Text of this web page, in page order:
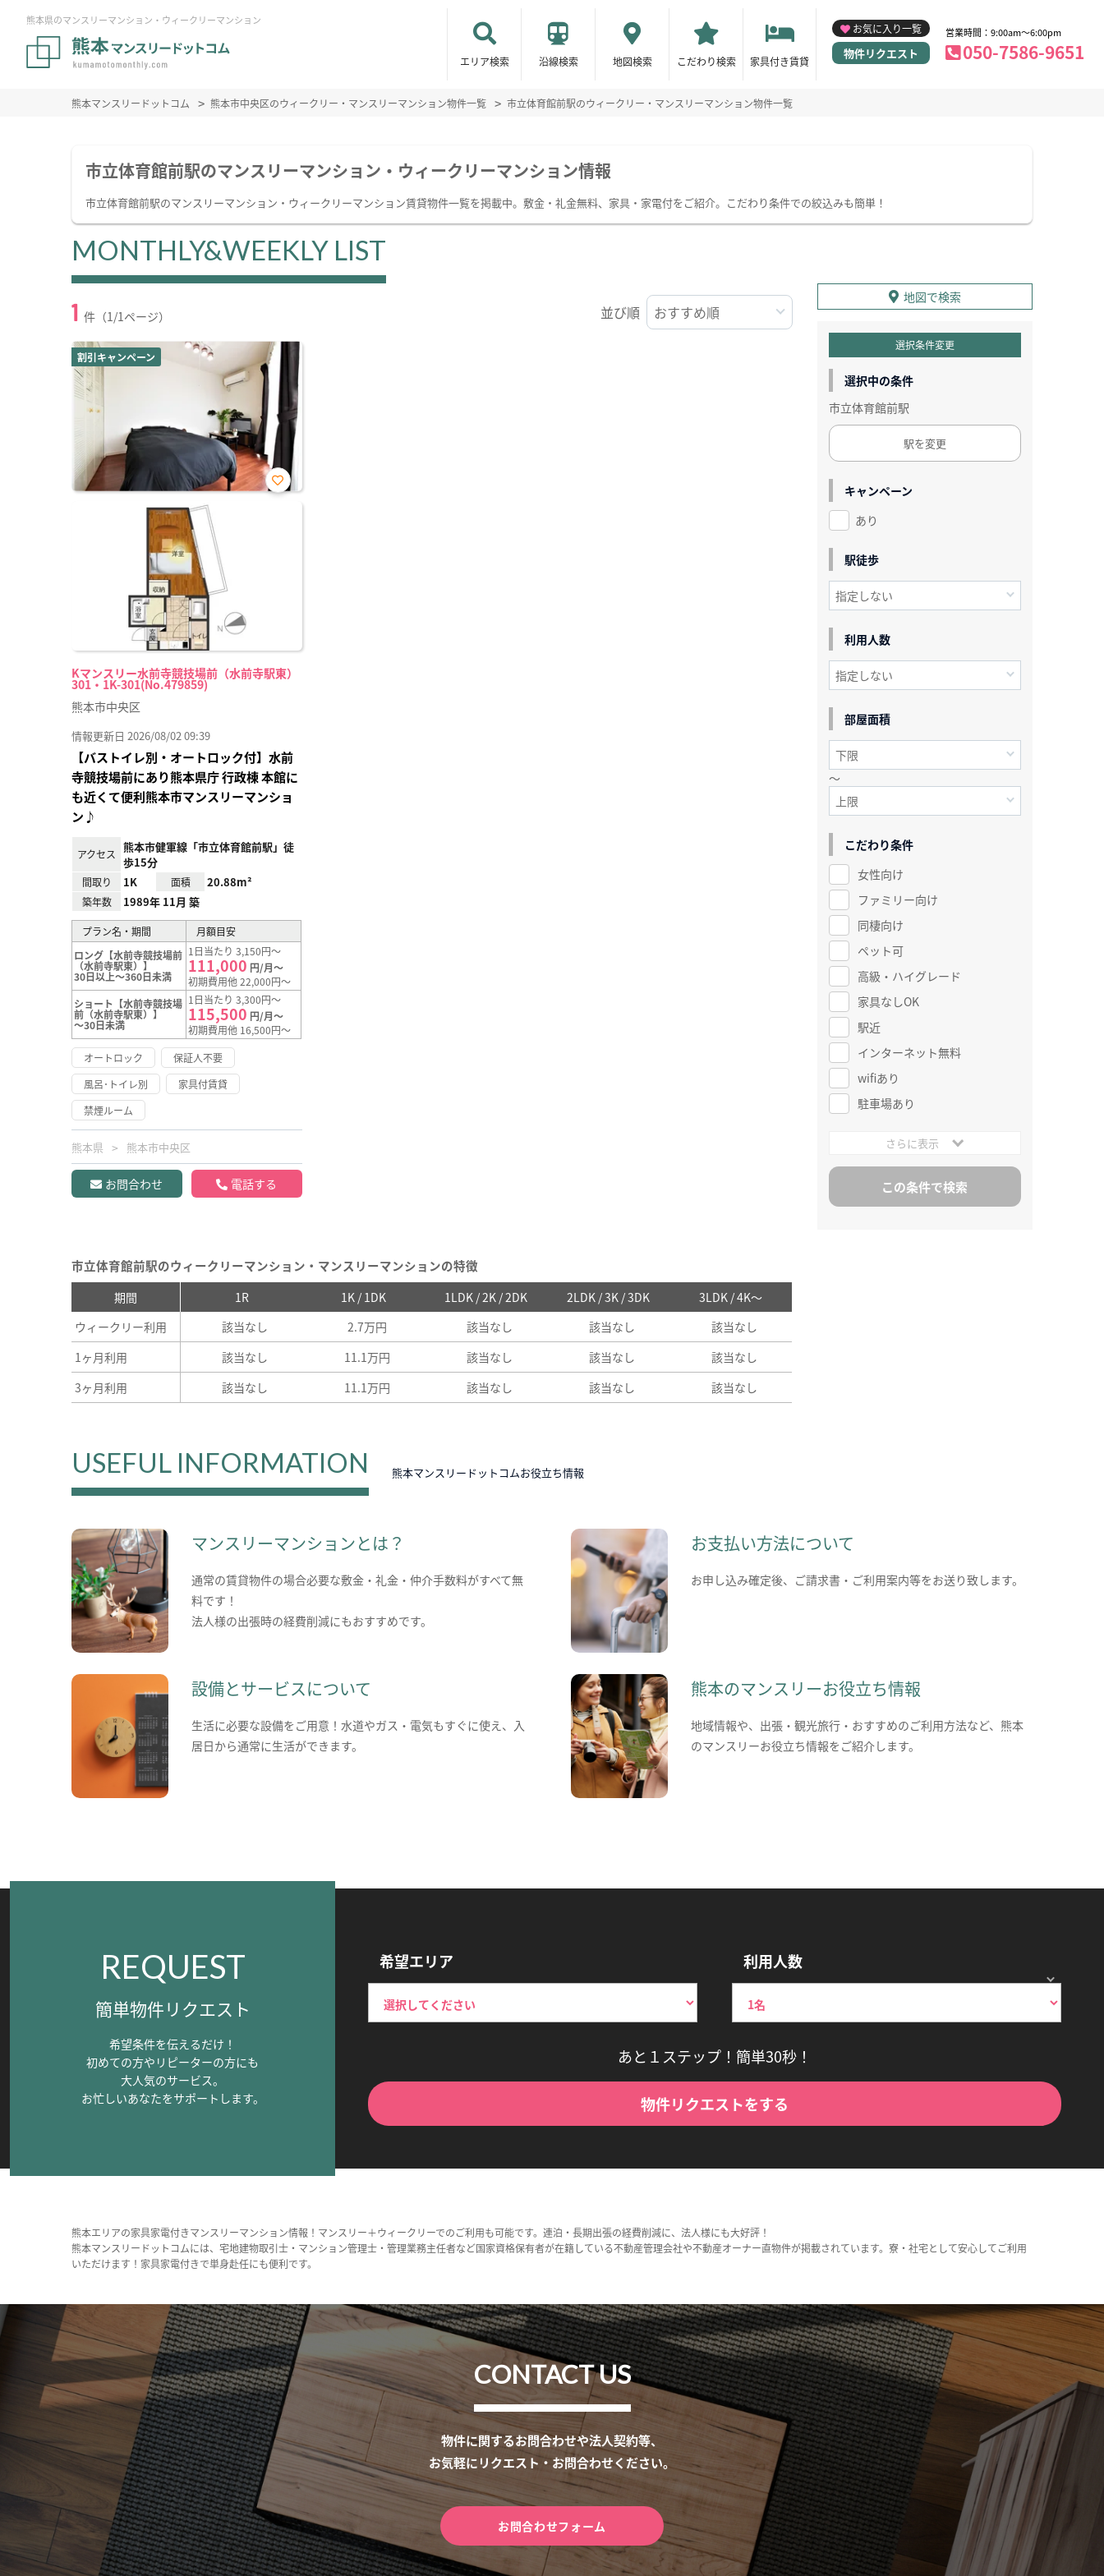
熊本県のマンスリーマンション・ウィークリーマンション
エリア検索 沿線検索 地図検索 こだわり検索 家具付き賃貸
お気に入り一覧
物件リクエスト
営業時間：9:00am～6:00pm
050-7586-9651
熊本マンスリードットコム 熊本市中央区のウィークリー・マンスリーマンション物件一覧 市立体育館前駅のウィークリー・マンスリーマンション物件一覧
市立体育館前駅のマンスリーマンション・ウィークリーマンション情報
市立体育館前駅のマンスリーマンション・ウィークリーマンション賃貸物件一覧を掲載中。敷金・礼金無料、家具・家電付をご紹介。こだわり条件での絞込みも簡単！
MONTHLY&WEEKLY LIST
1 件（1/1ページ） 並び順
割引キャンペーン
Kマンスリー水前寺競技場前（水前寺駅東）
301・1K-301(No.479859)
お気
熊本市中央区
情報更新日 2026/08/02 09:39
【バストイレ別・オートロック付】水前
寺競技場前にあり熊本県庁 行政棟 本館に
も近くて便利熊本市マンスリーマンショ
ン♪
アクセス
熊本市健軍線「市立体育館前駅」徒
歩15分
間取り 1K 面積 20.88m²
築年数 1989年 11月 築
プラン名・期間
月額目安
ロング【水前寺競技場前
（水前寺駅東）】
30日以上～360日未満
1日当たり 3,150円～
111,000 円/月～
初期費用他 22,000円～
ショート【水前寺競技場
前（水前寺駅東）】
～30日未満
1日当たり 3,300円～
115,500 円/月～
初期費用他 16,500円～
オートロック
保証人不要
風呂･トイレ別
家具付賃貸
禁煙ルーム
熊本県 熊本市中央区
お問合わせ 電話する
市立体育館前駅のウィークリーマンション・マンスリーマンションの特徴
期間 1R 1K / 1DK 1LDK / 2K / 2DK 2LDK / 3K / 3DK
3LDK / 4K～
ウィークリー利用
該当なし 2.7万円 該当なし 該当なし
該当なし
1ヶ月利用
該当なし 11.1万円 該当なし 該当なし
該当なし
3ヶ月利用
該当なし 11.1万円 該当なし 該当なし 該当なし
地図で検索
選択条件変更
選択中の条件
市立体育館前駅
駅を変更
キャンペーン
あり
駅徒歩
利用人数
部屋面積
～
こだわり条件
女性向け
ファミリー向け
同棲向け
ペット可
高級・ハイグレード
家具なしOK
駅近
インターネット無料
wifiあり
駐車場あり
さらに表示
USEFUL INFORMATION 熊本マンスリードットコムお役立ち情報
マンスリーマンションとは？
通常の賃貸物件の場合必要な敷金・礼金・仲介手数料がすべて無
料です！
法人様の出張時の経費削減にもおすすめです。
お支払い方法について
お申し込み確定後、ご請求書・ご利用案内等をお送り致します。
設備とサービスについて
生活に必要な設備をご用意！水道やガス・電気もすぐに使え、入
居日から通常に生活ができます。
熊本のマンスリーお役立ち情報
地域情報や、出張・観光旅行・おすすめのご利用方法など、熊本
のマンスリーお役立ち情報をご紹介します。
REQUEST
簡単物件リクエスト
希望条件を伝えるだけ！
初めての方やリピーターの方にも
大人気のサービス。
お忙しいあなたをサポートします。
希望エリア 利用人数
あと１ステップ！簡単30秒！
物件リクエストをする
熊本エリアの家具家電付きマンスリーマンション情報！マンスリー＋ウィークリーでのご利用も可能です。連泊・長期出張の経費削減に、法人様にも大好評！
熊本マンスリードットコムには、宅地建物取引士・マンション管理士・管理業務主任者など国家資格保有者が在籍している不動産管理会社や不動産オーナー直物件が掲載されています。寮・社宅として安心してご利用
いただけます！家具家電付きで単身赴任にも便利です。
CONTACT US
物件に関するお問合わせや法人契約等、
お気軽にリクエスト・お問合わせください。
お問合わせフォーム